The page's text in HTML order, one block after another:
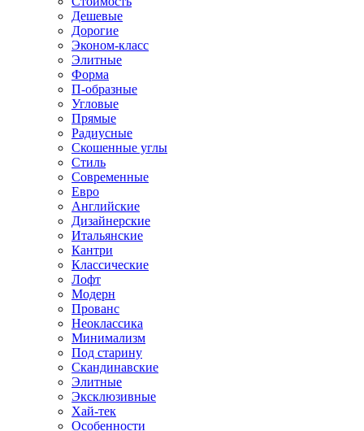
Дешевые
Дорогие
Эконом-класс
Элитные
Форма
П-образные
Угловые
Прямые
Радиусные
Скошенные углы
Стиль
Современные
Евро
Английские
Дизайнерские
Итальянские
Кантри
Классические
Лофт
Модерн
Прованс
Неоклассика
Минимализм
Под старину
Скандинавские
Элитные
Эксклюзивные
Хай-тек
Особенности